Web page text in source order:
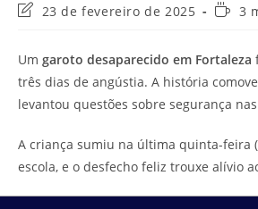
Última
post:
23 de fevereiro de 2025
Tempo
3
Um garoto desaparecido em Fortaleza
três dias de angústia. A história
levantou questões sobre segurança
A criança sumiu na última quinta-feira
escola, e o desfecho feliz trouxe alívio